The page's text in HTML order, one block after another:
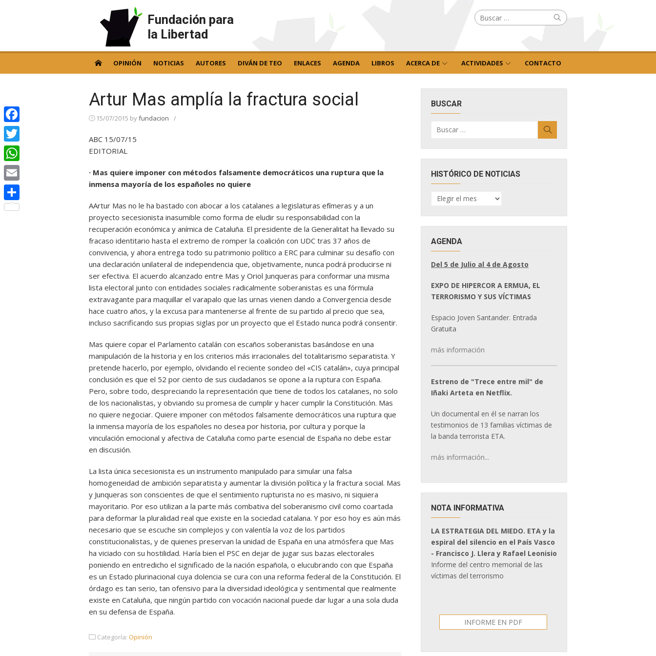
Fundación para
la Libertad
Buscar
por: Buscar
OPINIÓN NOTICIAS AUTORES DIVÁN DE TEO ENLACES AGENDA LIBROS ACERCA DE ACTIVIDADES CONTACTO
Artur Mas amplía la fractura social
15/07/2015 byfundacion /
ABC 15/07/15
EDITORIAL
· Mas quiere imponer con métodos falsamente democráticos una ruptura que la
inmensa mayoría de los españoles no quiere
AArtur Mas no le ha bastado con abocar a los catalanes a legislaturas efímeras y a un
proyecto secesionista inasumible como forma de eludir su responsabilidad con la
recuperación económica y anímica de Cataluña. El presidente de la Generalitat ha llevado su
fracaso identitario hasta el extremo de romper la coalición con UDC tras 37 años de
convivencia, y ahora entrega todo su patrimonio político a ERC para culminar su desafío con
una declaración unilateral de independencia que, objetivamente, nunca podrá producirse ni
ser efectiva. El acuerdo alcanzado entre Mas y Oriol Junqueras para conformar una misma
lista electoral junto con entidades sociales radicalmente soberanistas es una fórmula
extravagante para maquillar el varapalo que las urnas vienen dando a Convergencia desde
hace cuatro años, y la excusa para mantenerse al frente de su partido al precio que sea,
incluso sacrificando sus propias siglas por un proyecto que el Estado nunca podrá consentir.
Mas quiere copar el Parlamento catalán con escaños soberanistas basándose en una
manipulación de la historia y en los criterios más irracionales del totalitarismo separatista. Y
pretende hacerlo, por ejemplo, olvidando el reciente sondeo del «CIS catalán», cuya principal
conclusión es que el 52 por ciento de sus ciudadanos se opone a la ruptura con España.
Pero, sobre todo, despreciando la representación que tiene de todos los catalanes, no solo
de los nacionalistas, y obviando su promesa de cumplir y hacer cumplir la Constitución. Mas
no quiere negociar. Quiere imponer con métodos falsamente democráticos una ruptura que
la inmensa mayoría de los españoles no desea por historia, por cultura y porque la
vinculación emocional y afectiva de Cataluña como parte esencial de España no debe estar
en discusión.
La lista única secesionista es un instrumento manipulado para simular una falsa
homogeneidad de ambición separatista y aumentar la división política y la fractura social. Mas
y Junqueras son conscientes de que el sentimiento rupturista no es masivo, ni siquiera
mayoritario. Por eso utilizan a la parte más combativa del soberanismo civil como coartada
para deformar la pluralidad real que existe en la sociedad catalana. Y por eso hoy es aún más
necesario que se escuche sin complejos y con valentía la voz de los partidos
constitucionalistas, y de quienes preservan la unidad de España en una atmósfera que Mas
ha viciado con su hostilidad. Haría bien el PSC en dejar de jugar sus bazas electorales
poniendo en entredicho el significado de la nación española, o elucubrando con que España
es un Estado plurinacional cuya dolencia se cura con una reforma federal de la Constitución. El
órdago es tan serio, tan ofensivo para la diversidad ideológica y sentimental que realmente
existe en Cataluña, que ningún partido con vocación nacional puede dar lugar a una sola duda
en su defensa de España.
Categoría: Opinión
BUSCAR
por:
HISTÓRICO DE NOTICIAS
HISTÓRICO
DE
AGENDA
Del 5 de Julio al 4 de Agosto
EXPO DE HIPERCOR A ERMUA, EL
TERRORISMO Y SUS VÍCTIMAS
Espacio Joven Santander. Entrada
Gratuita
más información
Estreno de "Trece entre mil" de
Iñaki Arteta en Netflix.
Un documental en él se narran los
testimonios de 13 familias víctimas de
la banda terrorista ETA.
más información...
NOTA INFORMATIVA
LA ESTRATEGIA DEL MIEDO. ETA y la
espiral del silencio en el País Vasco
- Francisco J. Llera y Rafael Leonisio
Informe del centro memorial de las
víctimas del terrorismo
INFORME EN PDF
Facebook
Twitter
WhatsApp
Email
Compartir